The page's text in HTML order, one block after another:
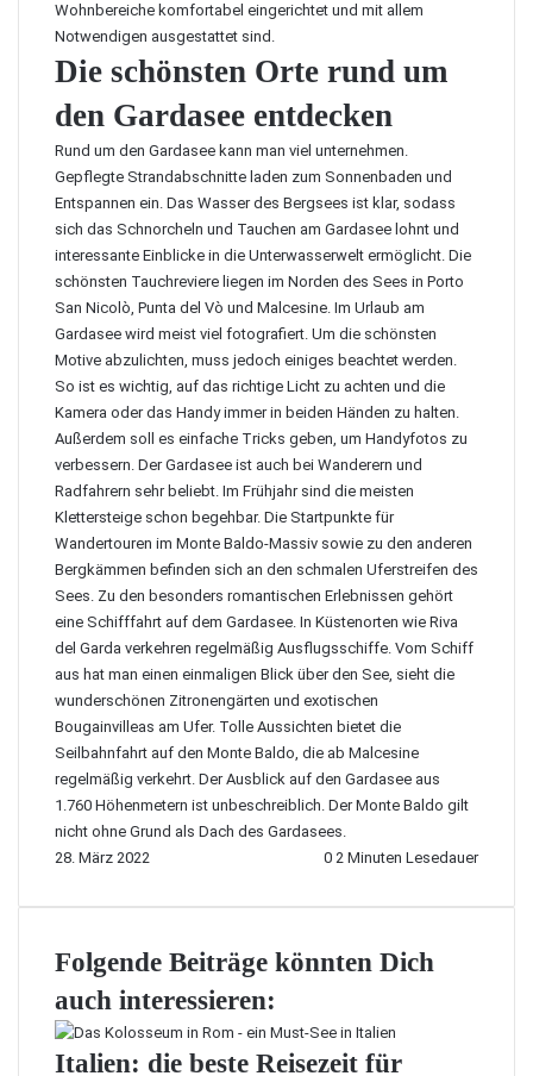
Wohnbereiche komfortabel eingerichtet und mit allem
Notwendigen ausgestattet sind.
Die schönsten Orte rund um
den Gardasee entdecken
Rund um den Gardasee kann man viel unternehmen.
Gepflegte Strandabschnitte laden zum Sonnenbaden und
Entspannen ein. Das Wasser des Bergsees ist klar, sodass
sich das Schnorcheln und Tauchen am Gardasee lohnt und
interessante Einblicke in die Unterwasserwelt ermöglicht. Die
schönsten Tauchreviere liegen im Norden des Sees in Porto
San Nicolò, Punta del Vò und Malcesine. Im Urlaub am
Gardasee wird meist viel fotografiert. Um die schönsten
Motive abzulichten, muss jedoch einiges beachtet werden.
So ist es wichtig, auf das richtige Licht zu achten und die
Kamera oder das Handy immer in beiden Händen zu halten.
Außerdem soll es einfache Tricks geben, um Handyfotos zu
verbessern. Der Gardasee ist auch bei Wanderern und
Radfahrern sehr beliebt. Im Frühjahr sind die meisten
Klettersteige schon begehbar. Die Startpunkte für
Wandertouren im Monte Baldo-Massiv sowie zu den anderen
Bergkämmen befinden sich an den schmalen Uferstreifen des
Sees. Zu den besonders romantischen Erlebnissen gehört
eine Schifffahrt auf dem Gardasee. In Küstenorten wie Riva
del Garda verkehren regelmäßig Ausflugsschiffe. Vom Schiff
aus hat man einen einmaligen Blick über den See, sieht die
wunderschönen Zitronengärten und exotischen
Bougainvilleas am Ufer. Tolle Aussichten bietet die
Seilbahnfahrt auf den Monte Baldo, die ab Malcesine
regelmäßig verkehrt. Der Ausblick auf den Gardasee aus
1.760 Höhenmetern ist unbeschreiblich. Der Monte Baldo gilt
nicht ohne Grund als Dach des Gardasees.
28. März 2022
0 2 Minuten Lesedauer
Folgende Beiträge könnten Dich
auch interessieren:
Italien: die beste Reisezeit für